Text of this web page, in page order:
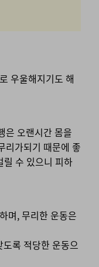
우울해지기도 해
은 오랜시간 몸을
리가되기 때문에 좋
릴 수 있으니 피하
며, 무리한 운동은
록 적당한 운동으